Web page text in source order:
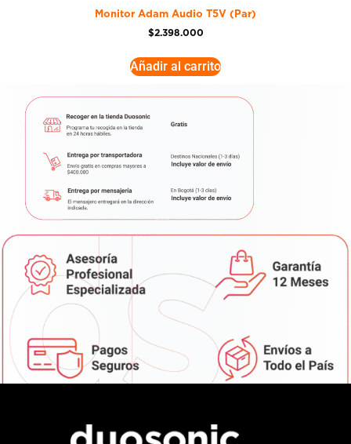
Monitor Adam Audio T5V (Par)
$2.398.000
Añadir al carrito